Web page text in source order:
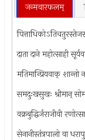
जन्मवारफलम्
दाता दाने महोत्साही
मतिमान्प्रियवाक् शान्तो
समदुःखसुखः श्रीमान्
वक्रबुद्धिर्जराजीवी
सेनानीस्तंत्रपालो वा